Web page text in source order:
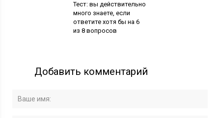
Тест: вы действительно
много знаете, если
ответите хотя бы на 6
из 8 вопросов
Добавить комментарий